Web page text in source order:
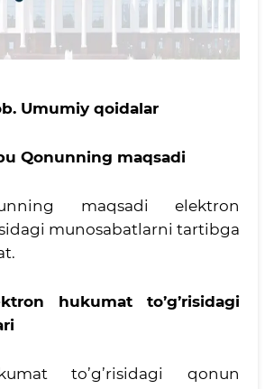
Umumiy qoidalar
Qonunning maqsadi
maqsadi elektron
munosabatlarni tartibga
hukumat to’g’risidagi
to’g’risidagi qonun